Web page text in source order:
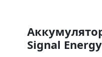
Signal